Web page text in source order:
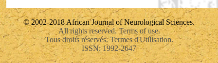
© 2002-2018 African Journal of Neurological Sciences.
All rights reserved. Terms of use.
Tous droits réservés. Termes d'Utilisation.
ISSN: 1992-2647